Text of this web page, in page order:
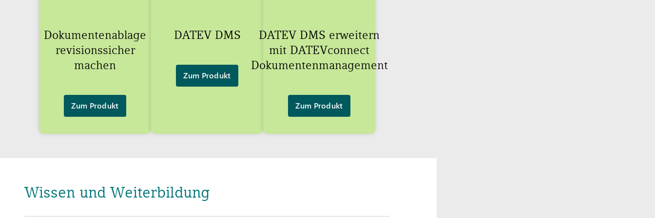
Dokumentenablage
revisionssicher
machen
Zum Produkt
DATEV DMS
Zum Produkt
DATEV DMS erweitern
mit DATEVconnect
Dokumentenmanagement
Zum Produkt
Wissen und Weiterbildung